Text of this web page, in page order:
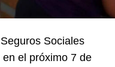
Sociales
el próximo 7 de